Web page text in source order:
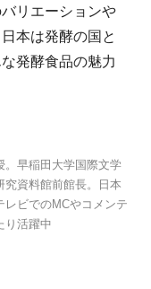
リエーションや
本は発酵の国と
発酵食品の魅力
。早稲田大学国際文学
究資料館前館長。日本
ビでのMCやコメンテ
り活躍中